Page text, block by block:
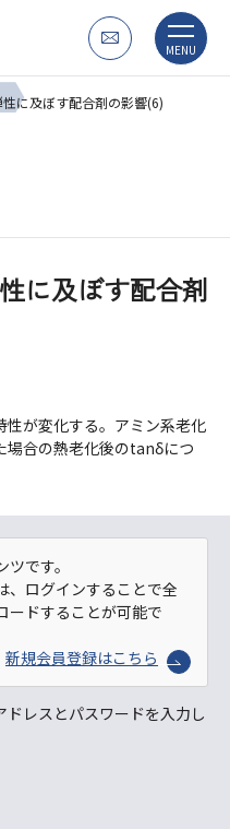
MENU
に及ぼす配合剤の影響(6)
に及ぼす配合剤
が変化する。アミン系老化
場合の熱老化後のtanδにつ
です。
、ログインすることで全
ードすることが可能で
新規会員登録はこちら
レスとパスワードを入力し